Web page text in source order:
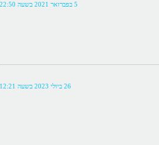
5 בפברואר 2021 בשעה 22:50
26 ביולי 2023 בשעה 12:21